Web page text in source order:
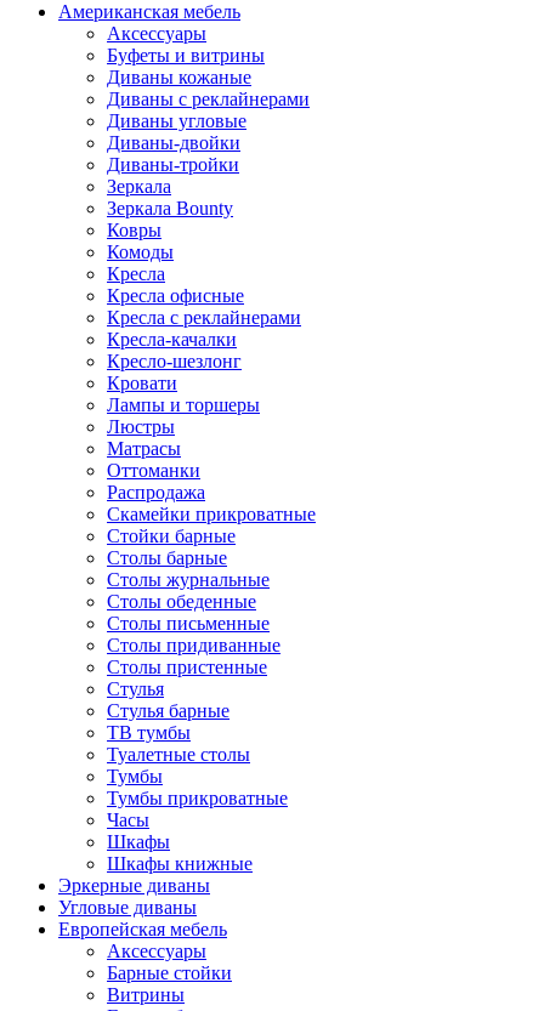
Американская мебель
Аксессуары
Буфеты и витрины
Диваны кожаные
Диваны с реклайнерами
Диваны угловые
Диваны-двойки
Диваны-тройки
Зеркала
Зеркала Bounty
Ковры
Комоды
Кресла
Кресла офисные
Кресла с реклайнерами
Кресла-качалки
Кресло-шезлонг
Кровати
Лампы и торшеры
Люстры
Матрасы
Оттоманки
Распродажа
Скамейки прикроватные
Стойки барные
Столы барные
Столы журнальные
Столы обеденные
Столы письменные
Столы придиванные
Столы пристенные
Стулья
Стулья барные
ТВ тумбы
Туалетные столы
Тумбы
Тумбы прикроватные
Часы
Шкафы
Шкафы книжные
Эркерные диваны
Угловые диваны
Европейская мебель
Аксессуары
Барные стойки
Витрины